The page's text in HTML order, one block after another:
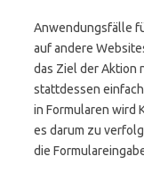
Anwendungsfälle
auf andere
das Ziel der Aktion
stattdessen
in Formularen wird
es darum zu
die